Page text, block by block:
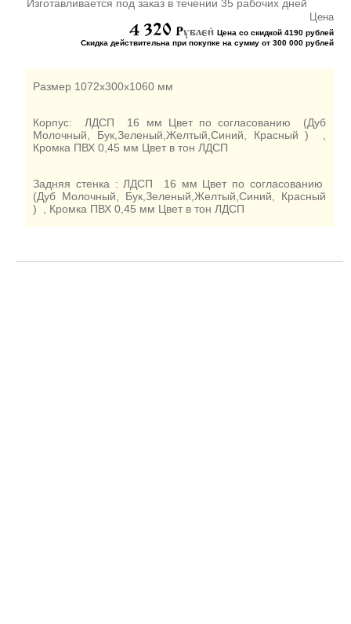
САДА (65)
МАТРАСЫ ДЛЯ ДЕТСКИХ
КРОВАТЕЙ (6)
ШКАФЫ В РАЗДЕВАЛКУ
ДЛЯ ДЕТСКОГО САДА (39)
И ГОРШКОВ (32)
СТЕЛЛАЖИ И СТЕНКИ
(43)
УГОЛКИ ПРИРОДЫ ИЗО
Изготавливается под заказ в течении 35 рабочих дней
Цена
4 320 Pублей Цена со скидкой 4190 рублей
Скидка действительна при покупке на сумму от 300 000 рублей
Размер 1072х300х1060 мм
Корпус: ЛДСП 16 мм Цвет по согласованию (Дуб
Молочный, Бук,Зеленый,Желтый,Синий, Красный ) ,
Кромка ПВХ 0,45 мм Цвет в тон ЛДСП
Задняя стенка : ЛДСП 16 мм Цвет по согласованию
(Дуб Молочный, Бук,Зеленый,Желтый,Синий, Красный
) , Кромка ПВХ 0,45 мм Цвет в тон ЛДСП